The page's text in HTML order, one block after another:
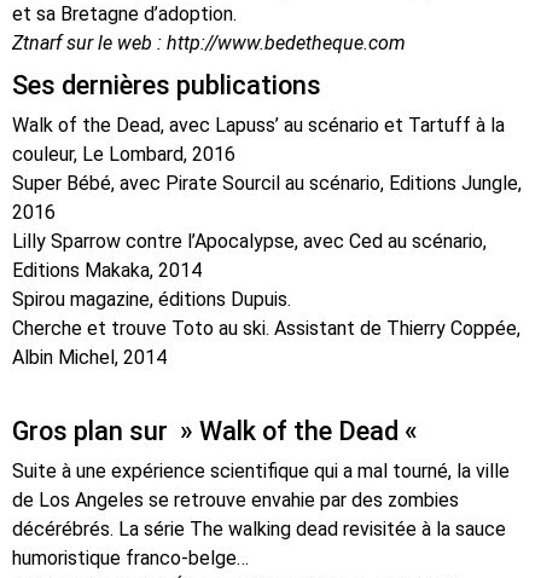
et sa Bretagne d’adoption.
Ztnarf sur le web : http://www.bedetheque.com
Ses dernières publications
Walk of the Dead, avec Lapuss’ au scénario et Tartuff à la
couleur, Le Lombard, 2016
Super Bébé, avec Pirate Sourcil au scénario, Editions Jungle,
2016
Lilly Sparrow contre l’Apocalypse, avec Ced au scénario,
Editions Makaka, 2014
Spirou magazine, éditions Dupuis.
Cherche et trouve Toto au ski. Assistant de Thierry Coppée,
Albin Michel, 2014
Gros plan sur » Walk of the Dead «
Suite à une expérience scientifique qui a mal tourné, la ville
de Los Angeles se retrouve envahie par des zombies
décérébrés. La série The walking dead revisitée à la sauce
humoristique franco-belge…